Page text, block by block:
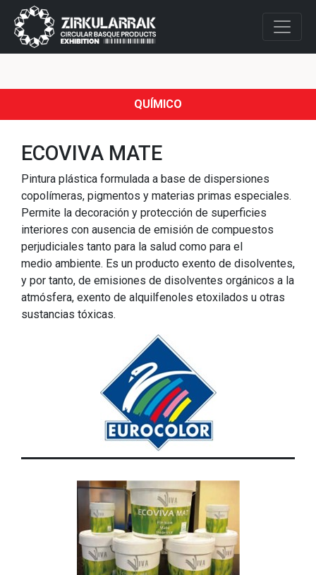
QUÍMICO
ECOVIVA MATE
Pintura plástica formulada a base de dispersiones
copolímeras, pigmentos y materias primas especiales.
Permite la decoración y protección de superficies
interiores con ausencia de emisión de compuestos
perjudiciales tanto para la salud como para el
medio ambiente. Es un producto exento de disolventes,
y por tanto, de emisiones de disolventes orgánicos a la
atmósfera, exento de alquilfenoles etoxilados u otras
sustancias tóxicas.